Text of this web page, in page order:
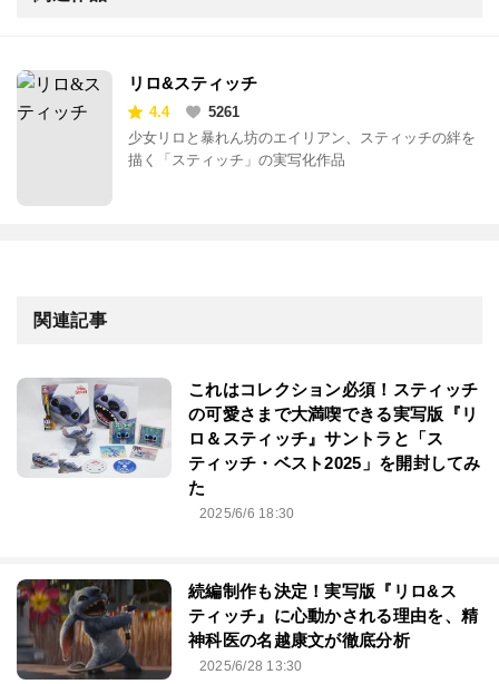
リロ&スティッチ
4.4
5261
少女リロと暴れん坊のエイリアン、スティッチの絆を
描く「スティッチ」の実写化作品
関連記事
これはコレクション必須！スティッチ
の可愛さまで大満喫できる実写版『リ
ロ＆スティッチ』サントラと「ス
ティッチ・ベスト2025」を開封してみ
た
2025/6/6 18:30
続編制作も決定！実写版『リロ&ス
ティッチ』に心動かされる理由を、精
神科医の名越康文が徹底分析
2025/6/28 13:30